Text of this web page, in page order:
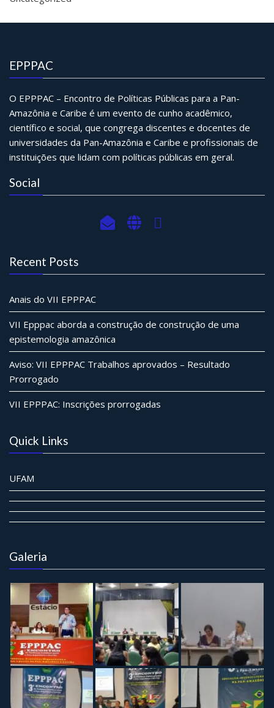
EPPPAC
O EPPPAC – Encontro de Políticas Públicas para a Pan-
Amazônia e Caribe é um evento de cunho acadêmico,
científico e social, que congrega discentes e docentes de
universidades da Pan-Amazônia e Caribe e profissionais de
instituições que lidam com políticas públicas em geral.
Social
Recent Posts
Anais do VII EPPPAC
VII Epppac aborda a construção de construção de uma
epistemologia amazônica
Aviso: VII EPPPAC Trabalhos aprovados – Resultado
Prorrogado
VII EPPPAC: Inscrições prorrogadas
Quick Links
UFAM
Galeria